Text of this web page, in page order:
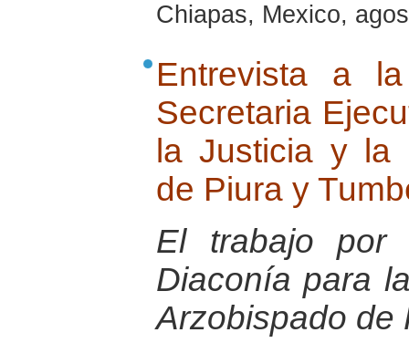
Chiapas, Mexico,
Entrevista a
Secretaria
la Justicia y la
de Piura y
El trabajo
Diaconía para
Arzobispado de